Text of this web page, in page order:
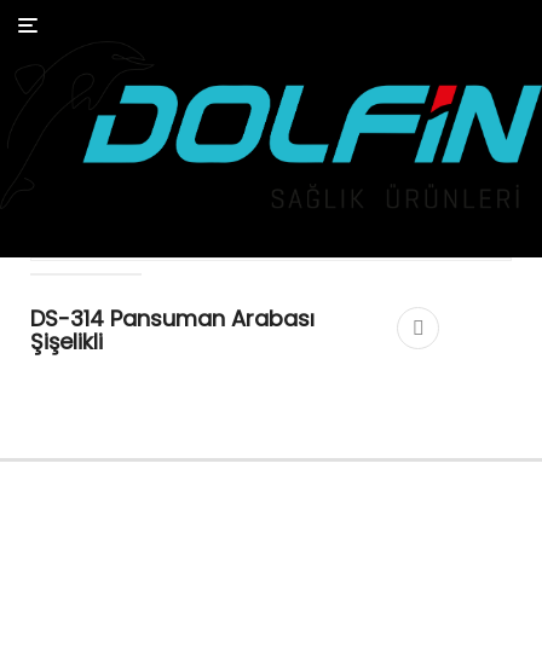
Toggle
navigation
DS-314 Pansuman Arabası
Şişelikli